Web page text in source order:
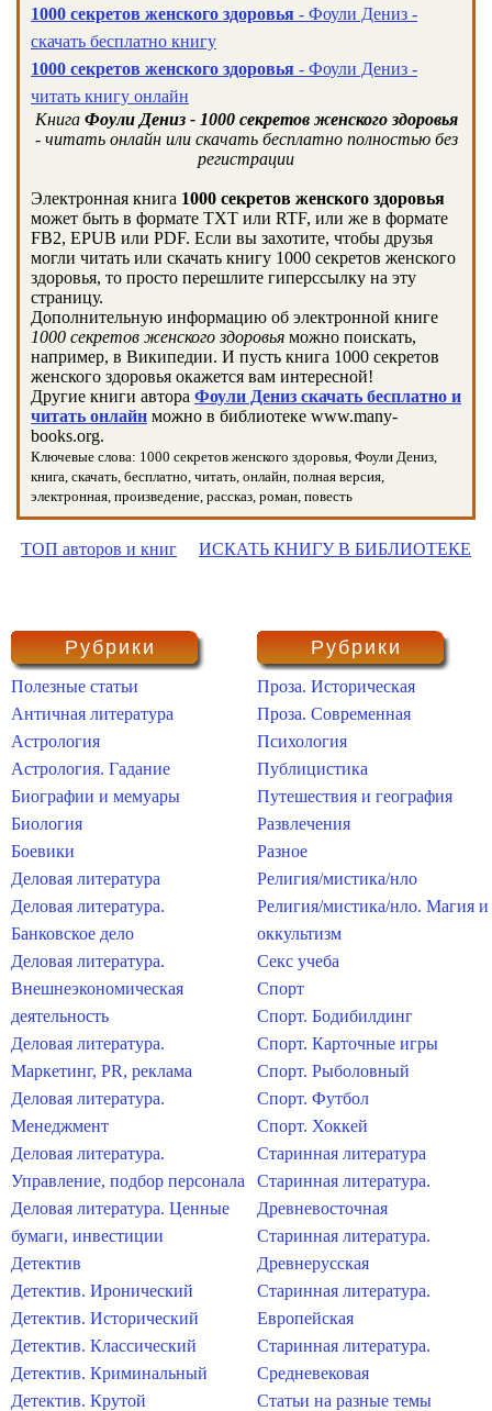
1000 секретов женского здоровья - Фоули Дениз -
скачать бесплатно книгу
1000 секретов женского здоровья - Фоули Дениз -
читать книгу онлайн
Книга Фоули Дениз - 1000 секретов женского здоровья
- читать онлайн или скачать бесплатно полностью без
регистрации
Электронная книга 1000 секретов женского здоровья
может быть в формате TXT или RTF, или же в формате
FB2, EPUB или PDF. Если вы захотите, чтобы друзья
могли читать или скачать книгу 1000 секретов женского
здоровья, то просто перешлите гиперссылку на эту
страницу.
Дополнительную информацию об электронной книге
1000 секретов женского здоровья можно поискать,
например, в Википедии. И пусть книга 1000 секретов
женского здоровья окажется вам интересной!
Другие книги автора Фоули Дениз скачать бесплатно и
читать онлайн можно в библиотеке www.many-
books.org.
Ключевые слова: 1000 секретов женского здоровья, Фоули Дениз,
книга, скачать, бесплатно, читать, онлайн, полная версия,
электронная, произведение, рассказ, роман, повесть
ТОП авторов и книг ИСКАТЬ КНИГУ В БИБЛИОТЕКЕ
Рубрики
Полезные статьи
Античная литература
Астрология
Астрология. Гадание
Биографии и мемуары
Биология
Боевики
Деловая литература
Деловая литература.
Банковское дело
Деловая литература.
Внешнеэкономическая
деятельность
Деловая литература.
Маркетинг, PR, реклама
Деловая литература.
Менеджмент
Деловая литература.
Управление, подбор персонала
Деловая литература. Ценные
бумаги, инвестиции
Детектив
Детектив. Иронический
Детектив. Исторический
Детектив. Классический
Детектив. Криминальный
Детектив. Крутой
Рубрики
Проза. Историческая
Проза. Современная
Психология
Публицистика
Путешествия и география
Развлечения
Разное
Религия/мистика/нло
Религия/мистика/нло. Магия и
оккультизм
Секс учеба
Спорт
Спорт. Бодибилдинг
Спорт. Карточные игры
Спорт. Рыболовный
Спорт. Футбол
Спорт. Хоккей
Старинная литература
Старинная литература.
Древневосточная
Старинная литература.
Древнерусская
Старинная литература.
Европейская
Старинная литература.
Средневековая
Статьи на разные темы